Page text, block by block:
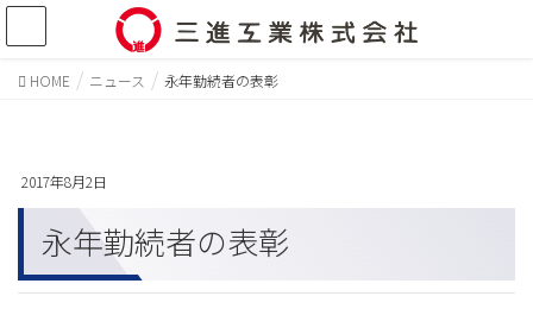
HOME ニュース 永年勤続者の表彰
2017年8月2日
永年勤続者の表彰